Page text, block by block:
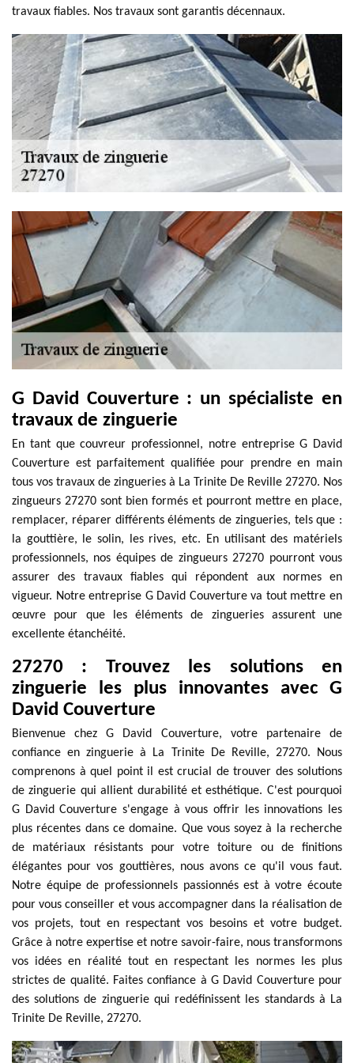
travaux fiables. Nos travaux sont garantis décennaux.
G David Couverture : un spécialiste en
travaux de zinguerie
En tant que couvreur professionnel, notre entreprise G David
Couverture est parfaitement qualifiée pour prendre en main
tous vos travaux de zingueries à La Trinite De Reville 27270. Nos
zingueurs 27270 sont bien formés et pourront mettre en place,
remplacer, réparer différents éléments de zingueries, tels que :
la gouttière, le solin, les rives, etc. En utilisant des matériels
professionnels, nos équipes de zingueurs 27270 pourront vous
assurer des travaux fiables qui répondent aux normes en
vigueur. Notre entreprise G David Couverture va tout mettre en
œuvre pour que les éléments de zingueries assurent une
excellente étanchéité.
27270 : Trouvez les solutions en
zinguerie les plus innovantes avec G
David Couverture
Bienvenue chez G David Couverture, votre partenaire de
confiance en zinguerie à La Trinite De Reville, 27270. Nous
comprenons à quel point il est crucial de trouver des solutions
de zinguerie qui allient durabilité et esthétique. C'est pourquoi
G David Couverture s'engage à vous offrir les innovations les
plus récentes dans ce domaine. Que vous soyez à la recherche
de matériaux résistants pour votre toiture ou de finitions
élégantes pour vos gouttières, nous avons ce qu'il vous faut.
Notre équipe de professionnels passionnés est à votre écoute
pour vous conseiller et vous accompagner dans la réalisation de
vos projets, tout en respectant vos besoins et votre budget.
Grâce à notre expertise et notre savoir-faire, nous transformons
vos idées en réalité tout en respectant les normes les plus
strictes de qualité. Faites confiance à G David Couverture pour
des solutions de zinguerie qui redéfinissent les standards à La
Trinite De Reville, 27270.